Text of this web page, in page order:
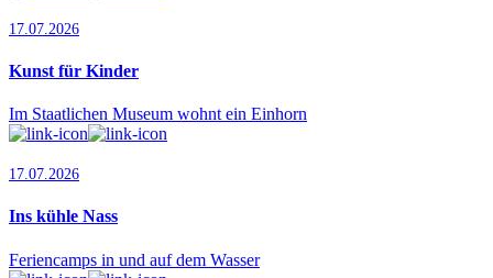
17.07.2026
Kunst für Kinder
Im Staatlichen Museum wohnt ein Einhorn
17.07.2026
Ins kühle Nass
Feriencamps in und auf dem Wasser